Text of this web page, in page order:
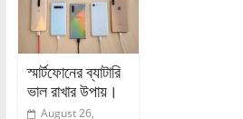
স্মার্টফোনের ব্যাটারি
ভাল রাখার উপায়।
August 26,